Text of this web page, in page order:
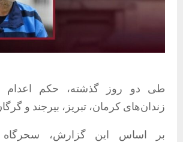
طی دو روز گذشته، حکم اعدام
زندان‌های کرمان، تبریز، بیرجند و